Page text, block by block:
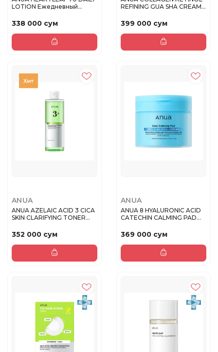
LOTION Ежедневный
338 000 сум
REFINING GUA SHA CREAM
399 000 сум
ANUA
ANUA AZELAIC ACID 3 CICA
SKIN CLARIFYING TONER
352 000 сум
ANUA
ANUA 8 HYALURONIC ACID
CATECHIN CALMING PAD
369 000 сум